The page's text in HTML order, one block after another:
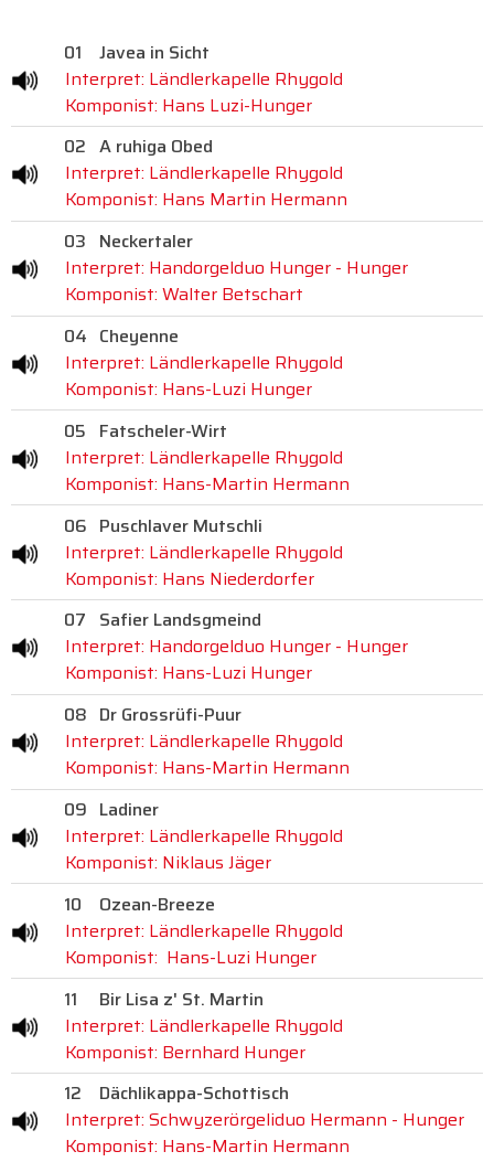
01
Javea in Sicht
Interpret: Ländlerkapelle Rhygold
Komponist: Hans Luzi-Hunger
02 A ruhiga Obed
Interpret: Ländlerkapelle Rhygold
Komponist: Hans Martin Hermann
03 Neckertaler
Interpret: Handorgelduo Hunger - Hunger
Komponist: Walter Betschart
04 Cheyenne
Interpret: Ländlerkapelle Rhygold
Komponist: Hans-Luzi Hunger
05 Fatscheler-Wirt
Interpret: Ländlerkapelle Rhygold
Komponist: Hans-Martin Hermann
06 Puschlaver Mutschli
Interpret: Ländlerkapelle Rhygold
Komponist: Hans Niederdorfer
07 Safier Landsgmeind
Interpret: Handorgelduo Hunger - Hunger
Komponist: Hans-Luzi Hunger
08 Dr Grossrüfi-Puur
Interpret: Ländlerkapelle Rhygold
Komponist: Hans-Martin Hermann
09 Ladiner
Interpret: Ländlerkapelle Rhygold
Komponist: Niklaus Jäger
10
Ozean-Breeze
Interpret: Ländlerkapelle Rhygold
Komponist: Hans-Luzi Hunger
11
Bir Lisa z' St. Martin
Interpret: Ländlerkapelle Rhygold
Komponist: Bernhard Hunger
12
Dächlikappa-Schottisch
Interpret: Schwyzerörgeliduo Hermann - Hunger
Komponist: Hans-Martin Hermann